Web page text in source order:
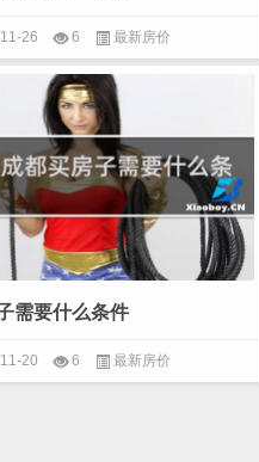
11-26 6 最新房价
需要什么条件
11-20 6 最新房价